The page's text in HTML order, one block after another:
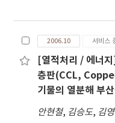
2006.10 서비스
[열적처리 / 에너
층판(CCL,
기물의 열분해 부
안현철, 김승도, 김